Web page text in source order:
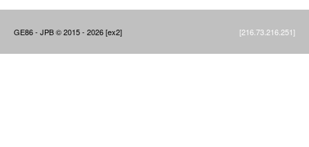
GE86 - JPB © 2015 - 2026 [ex2] [216.73.216.251]